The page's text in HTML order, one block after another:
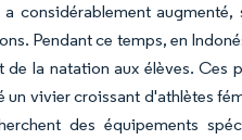
considérablement
Pendant ce temps, en
de la natation aux élèves.
vivier croissant d'athlètes
des équipements